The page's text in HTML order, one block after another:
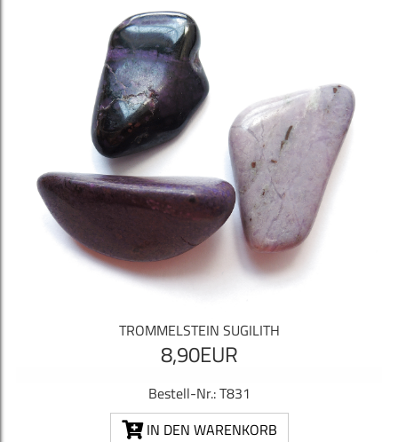
TROMMELSTEIN SUGILITH
8,90EUR
Bestell-Nr.: T831
IN DEN WARENKORB